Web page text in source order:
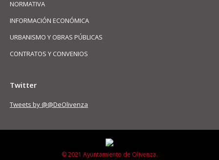
NORMATIVA
INFORMACIÓN ECONÓMICA
URBANISMO Y OBRAS PÚBLICAS
CONTRATOS Y CONVENIOS
Twitter
Tweets by @@DeOlivenza
© 2021 Ayuntamiento de Olivenza.